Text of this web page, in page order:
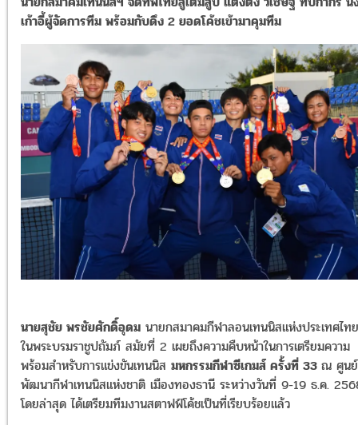
เก้าอี้ผู้จัดการทีม พร้อมกับดึง 2 ยอดโค้ชเข้ามาคุมทีม
นายสุชัย พรชัยศักดิ์อุดม นายกสมาคมกีฬาลอนเทนนิสแห่งประเทศไทย
ในพระบรมราชูปถัมภ์ สมัยที่ 2 เผยถึงความคืบหน้าในการเตรียมความ
พร้อมสำหรับการแข่งขันเทนนิส มหกรรมกีฬาซีเกมส์ ครั้งที่ 33 ณ ศูนย์
พัฒนากีฬาเทนนิสแห่งชาติ เมืองทองธานี ระหว่างวันที่ 9-19 ธ.ค.
โดยล่าสุด ได้เตรียมทีมงานสตาฟฟ์โค้ชเป็นที่เรียบร้อยแล้ว